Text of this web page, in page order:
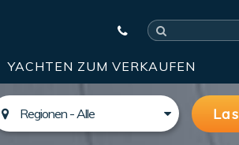
YACHTEN ZUM VERKAUFEN